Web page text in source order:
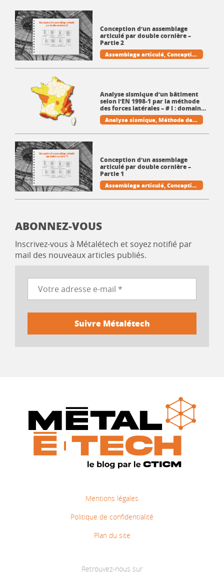
Conception d’un assemblage
articulé par double cornière –
Partie 2
Assemblage articulé Conceptio
n Cornière Poutre Pratique et t
echniques de la CM
Analyse sismique d’un bâtiment
selon l’EN 1998-1 par la méthode
des forces latérales – # I : domaine
d’application et méthode de calcul
Analyse sismique Méthode des
forces latérales Règles parasis
miques Pratique et techniques
Conception d’un assemblage
articulé par double cornière –
Partie 1
Assemblage articulé Conceptio
n Cornière Poutre Pratique et t
echniques de la CM
ABONNEZ-VOUS
Inscrivez-vous à Métalétech et soyez notifié par
mail des nouveaux articles publiés.
Mentions légales
Politique de confidentialité
Plan du site
Retrouvez-nous sur